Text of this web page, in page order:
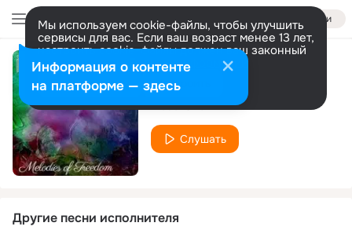
Войти
Мы используем cookie-файлы, чтобы улучшить
сервисы для вас. Если ваш возраст менее 13 лет,
настроить cookie-файлы должен ваш законный
представитель. Больше информации
Разрешить все Настроить
Free Love
Mode-One
Слушать
Другие песни исполнителя
Информация о контенте
на платформе — здесь